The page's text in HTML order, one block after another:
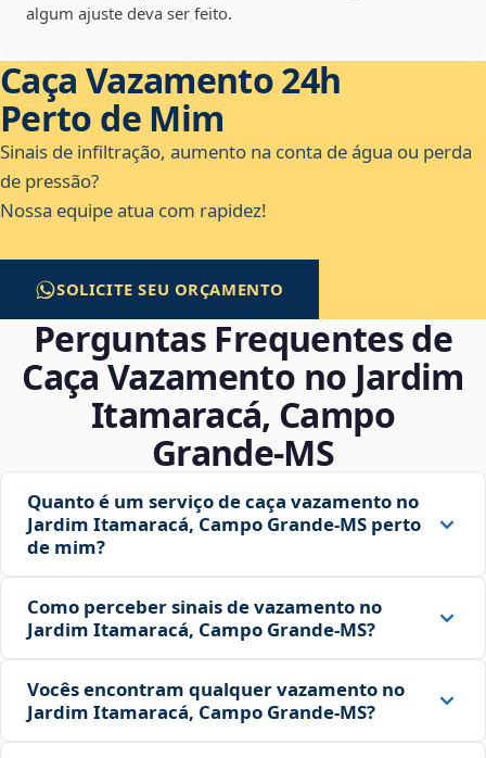
algum ajuste deva ser feito.
Caça Vazamento 24h
Perto de Mim
Sinais de infiltração, aumento na conta de água ou perda
de pressão?
Nossa equipe atua com rapidez!
SOLICITE SEU ORÇAMENTO
Perguntas Frequentes de
Caça Vazamento no Jardim
Itamaracá, Campo
Grande‑MS
Quanto é um serviço de caça vazamento no
Jardim Itamaracá, Campo Grande‑MS perto
de mim?
Como perceber sinais de vazamento no
Jardim Itamaracá, Campo Grande‑MS?
Vocês encontram qualquer vazamento no
Jardim Itamaracá, Campo Grande‑MS?